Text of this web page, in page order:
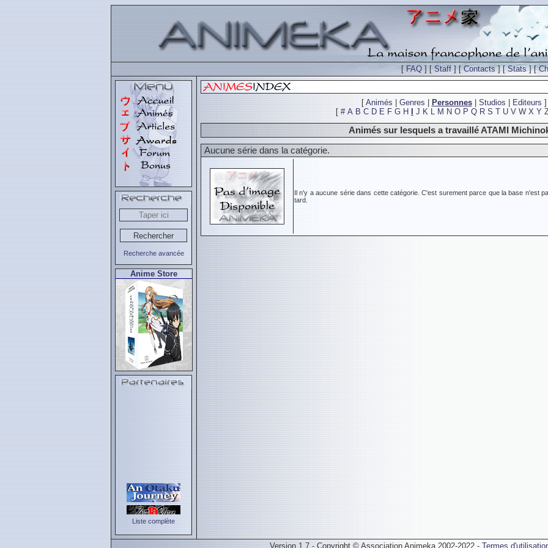
[FAQ ] [Staff ] [Contacts] [Stats] [
Recherche avancée
Anime Store
Liste complète
[ Animés Genres Personnes| Studios Editeurs ]
[ # A B C D E F G H J K L M N O P Q R S T U V W X Y
Animés sur lesquels a travaillé ATAMI
Aucune série dans la catégorie.
Il n'y a aucune série dans cette catégorie. C'est surement parce que la base n'est
tard.
Version 1.7 - Copyright © Association Animeka 2002-2022 - Termes